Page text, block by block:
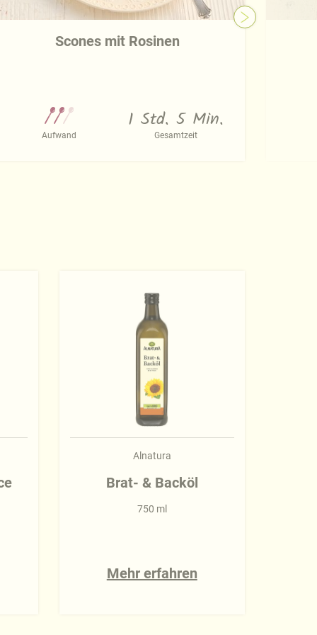
Scones mit Rosinen
Aufwand
1 Std. 5 Min.
Gesamtzeit
Alnatura
Brat- & Backöl
750 ml
Mehr erfahren